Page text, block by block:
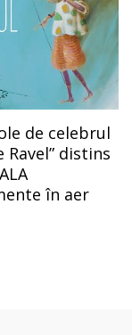
de celebrul
Ravel” distins
în aer